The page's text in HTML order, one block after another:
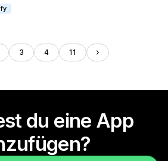
3 4 11
du eine App